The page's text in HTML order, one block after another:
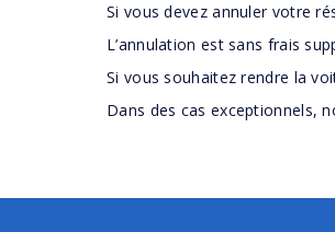
Si vous devez annuler votre
L’annulation est sans frais
Si vous souhaitez rendre la
Dans des cas exceptionnels,